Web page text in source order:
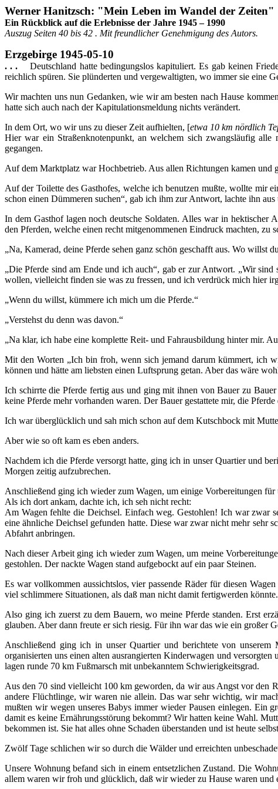
Werner Hanitzsch: "Mein Leben im Wandel der Zeiten"
Ein Rückblick auf die Erlebnisse der Jahre 1945 – 1990
Auszug Seiten 40 bis 42 . Mit freundlicher Genehmigung des Autors.
Erzgebirge 1945-05-10
. . .
Deutschland hatte bedingungslos kapituliert. Es gab keinen
reichlich spüren. Sie plünderten und vergewaltigten, wo immer sie eine
Wir machten uns nun Gedanken, wie wir am besten nach Hause
hatte sich auch nach der Kapitulationsmeldung nichts verändert.
In dem Ort, wo wir uns zu dieser Zeit aufhielten, [etwa 10 km nördlich
Hier war ein Straßenknotenpunkt, an welchem sich zwangsläufig
gegangen.
Auf dem Marktplatz war Hochbetrieb. Aus allen Richtungen kamen und
Auf der Toilette des Gasthofes, welche ich benutzen mußte, wollte mir
schon einen Dümmeren suchen“, gab ich ihm zur Antwort, lachte ihn aus
In dem Gasthof lagen noch deutsche Soldaten. Alles war in hektischer
den Pferden, welche einen recht mitgenommenen Eindruck machten,
„Na, Kamerad, deine Pferde sehen ganz schön geschafft aus. Wo willst
„Die Pferde sind am Ende und ich auch“, gab er zur Antwort. „Wir
wollen, vielleicht finden sie was zu fressen, und ich verdrück mich hier
„Wenn du willst, kümmere ich mich um die Pferde.“
„Verstehst du denn was davon.“
„Na klar, ich habe eine komplette Reit- und Fahrausbildung hinter mir.
Mit den Worten „Ich bin froh, wenn sich jemand darum kümmert, ich
können und hätte am liebsten einen Luftsprung getan. Aber das wäre
Ich schirrte die Pferde fertig aus und ging mit ihnen von Bauer zu
keine Pferde mehr vorhanden waren. Der Bauer gestattete mir, die
Ich war überglücklich und sah mich schon auf dem Kutschbock mit
Aber wie so oft kam es eben anders.
Nachdem ich die Pferde versorgt hatte, ging ich in unser Quartier und
Morgen zeitig aufzubrechen.
Anschließend ging ich wieder zum Wagen, um einige Vorbereitungen für
Als ich dort ankam, dachte ich, ich seh nicht recht:
Am Wagen fehlte die Deichsel. Einfach weg. Gestohlen! Ich war zwar
eine ähnliche Deichsel gefunden hatte. Diese war zwar nicht mehr sehr
Abfahrt anbringen.
Nach dieser Arbeit ging ich wieder zum Wagen, um meine
gestohlen. Der nackte Wagen stand aufgebockt auf ein paar Steinen.
Es war vollkommen aussichtslos, vier passende Räder für diesen
viel schlimmere Situationen, als daß man nicht damit fertigwerden
Also ging ich zuerst zu dem Bauern, wo meine Pferde standen. Erst
glauben. Aber dann freute er sich riesig. Für ihn war das wie ein großer
Anschließend ging ich in unser Quartier und berichtete von
organisierten uns einen alten ausrangierten Kinderwagen und
lagen runde 70 km Fußmarsch mit unbekanntem Schwierigkeitsgrad.
Aus den 70 sind vielleicht 100 km geworden, da wir aus Angst vor den
andere Flüchtlinge, wir waren nie allein. Das war sehr wichtig, wir
mußten wir wegen unseres Babys immer wieder Pausen einlegen. Ein
damit es keine Ernährungsstörung bekommt? Wir hatten keine Wahl.
bekommen ist. Sie hat alles ohne Schaden überstanden und ist heute
Zwölf Tage schlichen wir so durch die Wälder und erreichten
Unsere Wohnung befand sich in einem entsetzlichen Zustand. Die
allem waren wir froh und glücklich, daß wir wieder zu Hause waren und